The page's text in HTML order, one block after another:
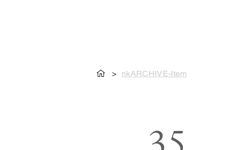
> nkARCHIVE-Item